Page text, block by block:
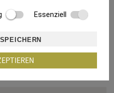
Jahr.
Essenziell